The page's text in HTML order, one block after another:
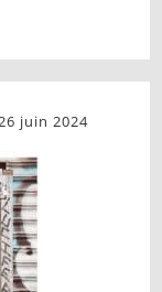
juin 2024